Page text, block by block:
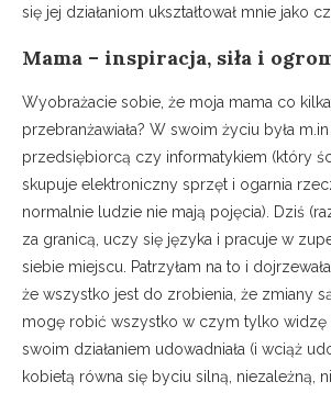
się jej działaniom ukształtował mnie jako
Mama – inspiracja, siła i
Wyobrażacie sobie, że moja mama co
przebranżawiała? W swoim życiu była
przedsiębiorcą czy informatykiem (który
skupuje elektroniczny sprzęt i ogarnia
normalnie ludzie nie mają pojęcia). Dziś
za granicą, uczy się języka i pracuje w
siebie miejscu. Patrzyłam na to i
że wszystko jest do zrobienia, że zmiany
mogę robić wszystko w czym tylko widzę
swoim działaniem udowadniała (i wciąż
kobietą równa się byciu silną, niezależną,